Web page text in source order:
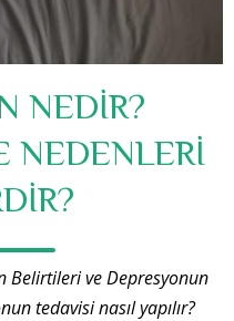
NEDİR?
NEDENLERİ
Belirtileri ve Depresyonun
tedavisi nasıl yapılır?